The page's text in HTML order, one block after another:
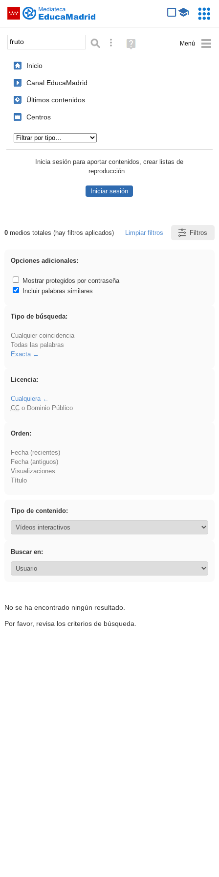
Saltar navegación
Palabra o frase: Búsqueda avanzada
Ayuda
(en
Inicio
Canal EducaMadrid
Últimos contenidos
Centros
Inicia sesión para aportar contenidos, crear listas de
reproducción...
Iniciar sesión
Resultados de: fruto
0medios totales (hay filtros aplicados) Limpiar filtros Filtros
Opciones adicionales:
Mostrar protegidos por contraseña
Incluir palabras similares
Tipo de búsqueda:
Cualquier coincidencia
Todas las palabras
Exacta
Licencia:
Cualquiera
CCo Dominio Público
Orden:
Fecha (recientes)
Fecha (antiguos)
Visualizaciones
Título
Tipo de contenido:
Buscar en:
No se ha encontrado ningún resultado.
Por favor, revisa los criterios de búsqueda.